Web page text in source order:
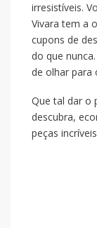
irresistíveis.
Vivara tem a
cupons de
do que
de olhar para
Que tal dar o
descubra,
peças